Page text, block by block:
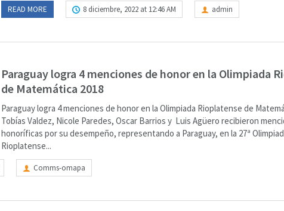
READ MORE 8 diciembre, 2022 at 12:46 AM admin
Paraguay logra 4 menciones de honor en la Olimpiada
de Matemática 2018
Paraguay logra 4 menciones de honor en la Olimpiada Rioplatense de
Tobías Valdez, Nicole Paredes, Oscar Barrios y Luis Agüero recibieron
honoríficas por su desempeño, representando a Paraguay, en la 27ª
Rioplatense...
Comms-omapa